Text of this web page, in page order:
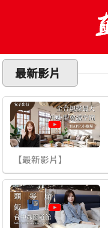
最新影片
【最新影片】